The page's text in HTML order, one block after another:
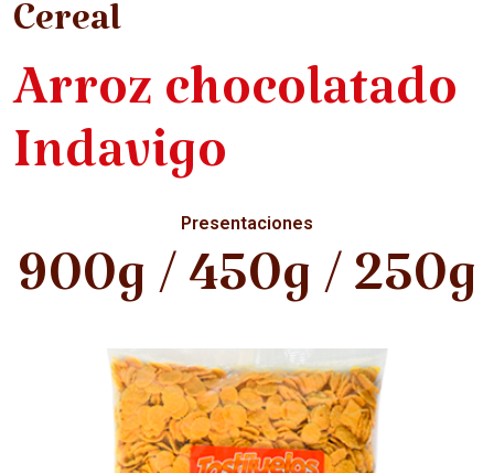
Cereal
Arroz chocolatado
Indavigo
Presentaciones
900g / 450g / 250g